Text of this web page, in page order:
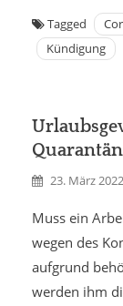
Tagged
Kündigung
23. März 2022
Muss ein
wegen des
aufgrund
werden ihm